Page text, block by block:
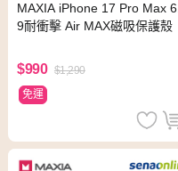
MAXIA iPhone 17 Pro Max 6.
9耐衝擊 Air MAX磁吸保護殼
$990 $1,290
免運